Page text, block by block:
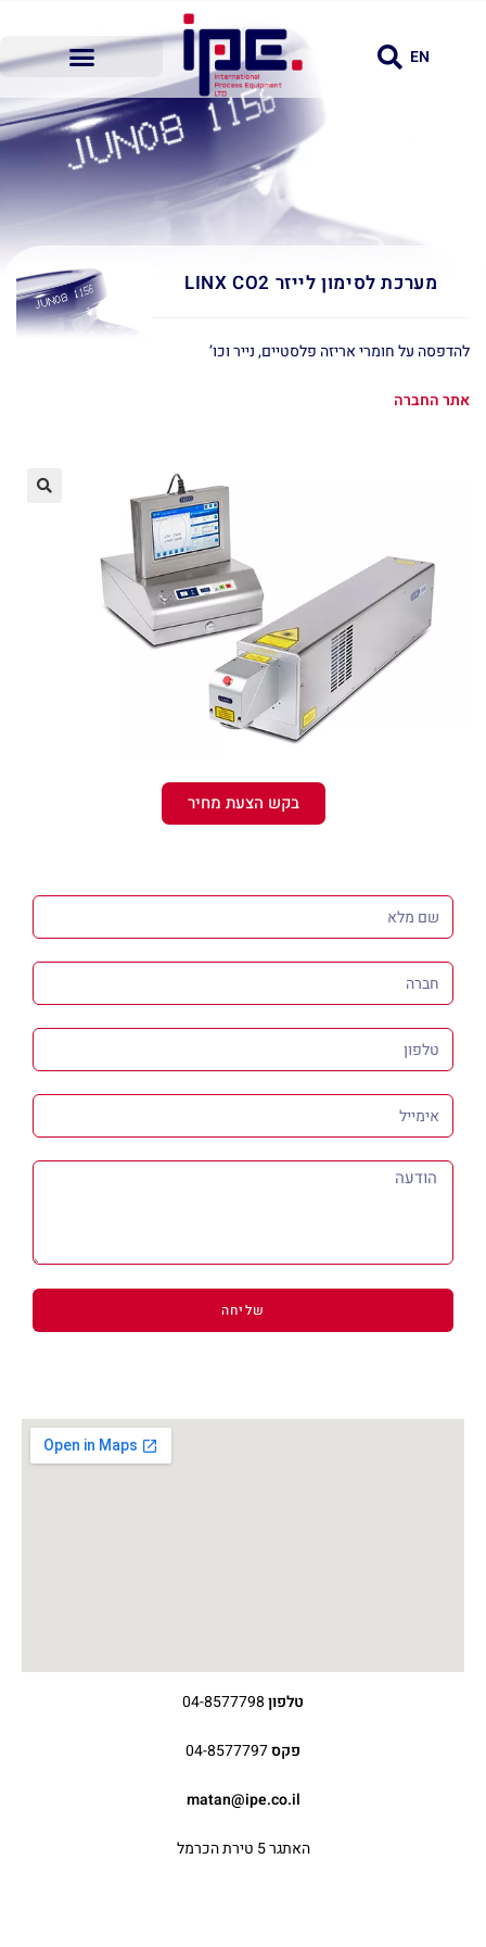
EN
מערכת לסימון לייזר LINX CO2
להדפסה על חומרי אריזה פלסטיים, נייר וכו’
אתר החברה
בקש הצעת מחיר
שליחה
טלפון
פקס
matan@ipe.co.il
האתגר 5 טירת הכרמל